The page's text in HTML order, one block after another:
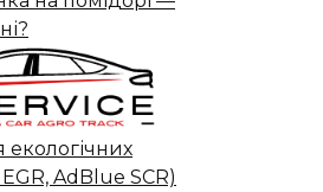
AdBlue SCR)